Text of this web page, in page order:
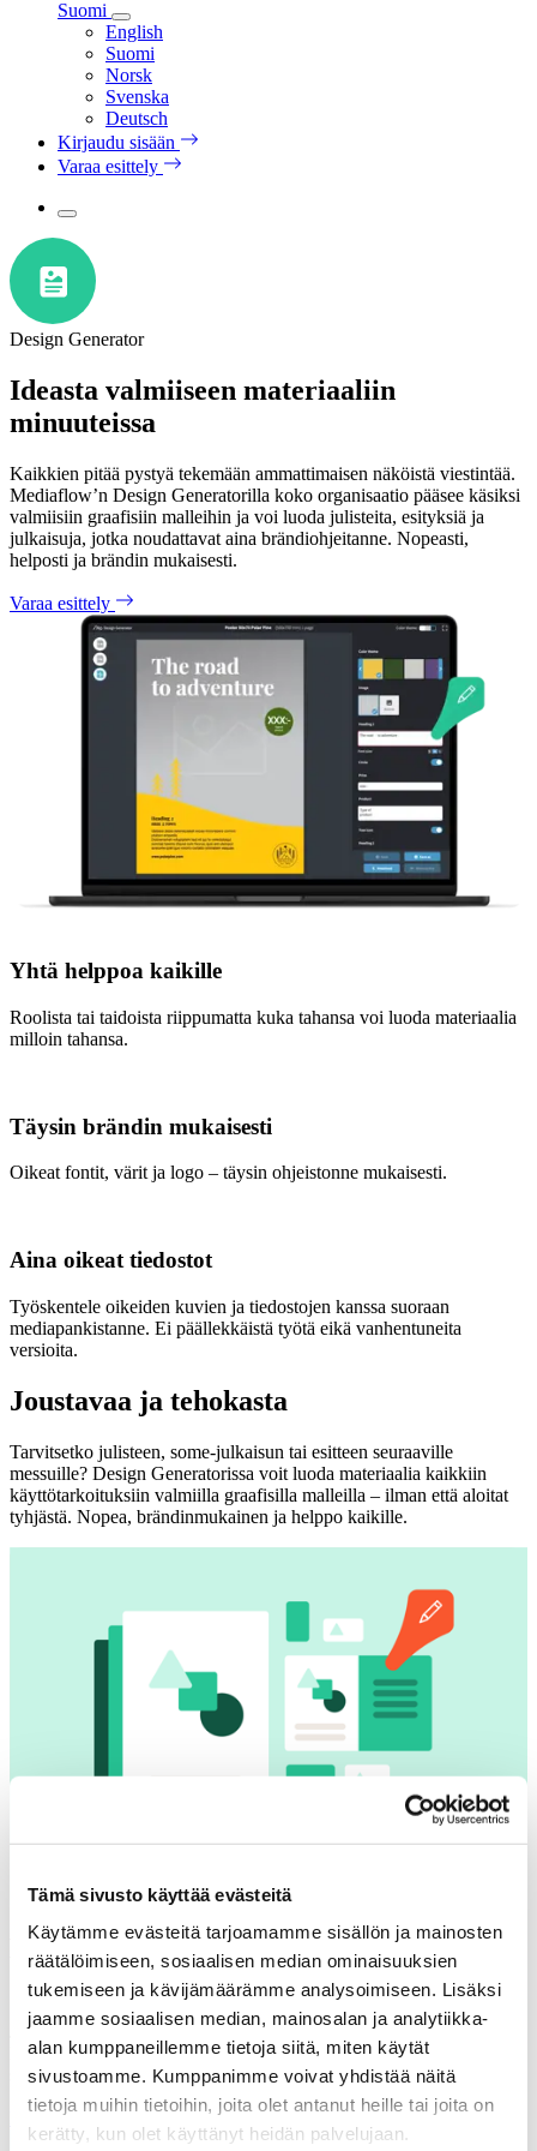
Tämä sivusto käyttää evästeitä
Käytämme evästeitä tarjoamamme sisällön ja mainosten
räätälöimiseen, sosiaalisen median ominaisuuksien
tukemiseen ja kävijämäärämme analysoimiseen. Lisäksi
jaamme sosiaalisen median, mainosalan ja analytiikka-
alan kumppaneillemme tietoja siitä, miten käytät
sivustoamme. Kumppanimme voivat yhdistää näitä
tietoja muihin tietoihin, joita olet antanut heille tai joita on
kerätty, kun olet käyttänyt heidän palvelujaan.
Suomi
English
Suomi
Norsk
Svenska
Deutsch
Kirjaudu sisään
Varaa esittely
Design Generator
Ideasta valmiiseen materiaaliin
minuuteissa
Kaikkien pitää pystyä tekemään ammattimaisen näköistä viestintää.
Mediaflow’n Design Generatorilla koko organisaatio pääsee käsiksi
valmiisiin graafisiin malleihin ja voi luoda julisteita, esityksiä ja
julkaisuja, jotka noudattavat aina brändiohjeitanne. Nopeasti,
helposti ja brändin mukaisesti.
Varaa esittely
Yhtä helppoa kaikille
Roolista tai taidoista riippumatta kuka tahansa voi luoda materiaalia
milloin tahansa.
Täysin brändin mukaisesti
Oikeat fontit, värit ja logo – täysin ohjeistonne mukaisesti.
Aina oikeat tiedostot
Työskentele oikeiden kuvien ja tiedostojen kanssa suoraan
mediapankistanne. Ei päällekkäistä työtä eikä vanhentuneita
versioita.
Joustavaa ja tehokasta
Tarvitsetko julisteen, some-julkaisun tai esitteen seuraaville
messuille? Design Generatorissa voit luoda materiaalia kaikkiin
käyttötarkoituksiin valmiilla graafisilla malleilla – ilman että aloitat
tyhjästä. Nopea, brändinmukainen ja helppo kaikille.
Helposti saavutettavissa koko
organisaatiolle
Jaa mallit ja valmiit materiaalit suoraan sisäisessä mediapankissanne.
Kaikki löytävät nopeasti tarvitsemansa ja voivat alkaa luoda – ilman
säätöä ja odottelua.
Lue Mediaportaaleista täältä